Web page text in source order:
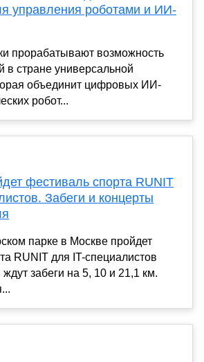
управления роботами и ИИ-
прорабатывают возможность
в стране универсальной
объединит цифровых ИИ-
робот...
фестиваль спорта RUNIT
Забеги и концерты
парке в Москве пройдет
RUNIT для IT-специалистов
ждут забеги на 5, 10 и 21,1 км.